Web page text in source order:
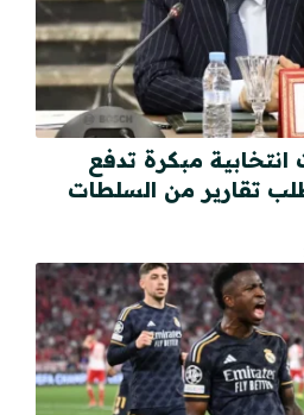
مبكرة تدفع
طلب تقارير من السلطات